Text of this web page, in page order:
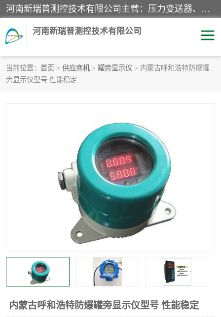
河南新瑞普测控技术有限公司主营：压力变送器、液位变送器、差压变送器、雷达料位计、电容物位计、温度显示控制仪表、电量变送器、流量计、工业自动化系统成套设备。
河南新瑞普测控技术有限公司
当前位置： 首页 > 供应商机 > 罐旁显示仪 > 内蒙古呼和浩特防爆罐
旁显示仪型号 性能稳定
内蒙古呼和浩特防爆罐旁显示仪型号 性能稳定
霍尼韦尔压力变送器
雷达料位计
标准型工业压力变送器 罐旁显示仪
温度传感器变送器
电容物位计
温度显示控制仪表 电量变送器